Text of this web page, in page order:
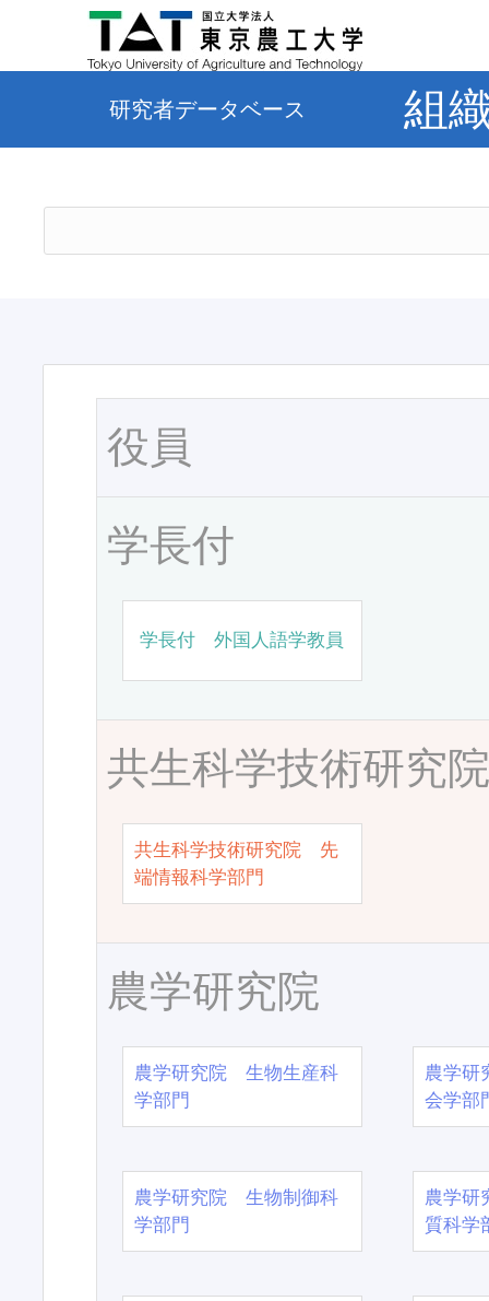
研究者データベース 組
役員
学長付
学長付 外国人語学教員
共生科学技術研究
共生科学技術研究院 先
端情報科学部門
農学研究院
農学研究院 生物生産科
学部門
農学
会学部
農学研究院 生物制御科
学部門
農学
質科学